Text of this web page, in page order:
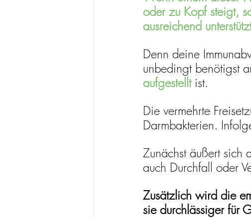
oder zu Kopf steigt,
ausreichend
Denn deine
unbedingt benötigst
aufgestellt ist.
Die vermehrte
Darmbakterien.
Zunächst äußert sich
auch Durchfall oder
Zusätzlich wird die
sie durchlässiger für